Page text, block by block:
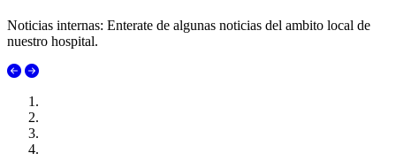
Noticias internas: Enterate de algunas noticias del ambito local de
nuestro hospital.